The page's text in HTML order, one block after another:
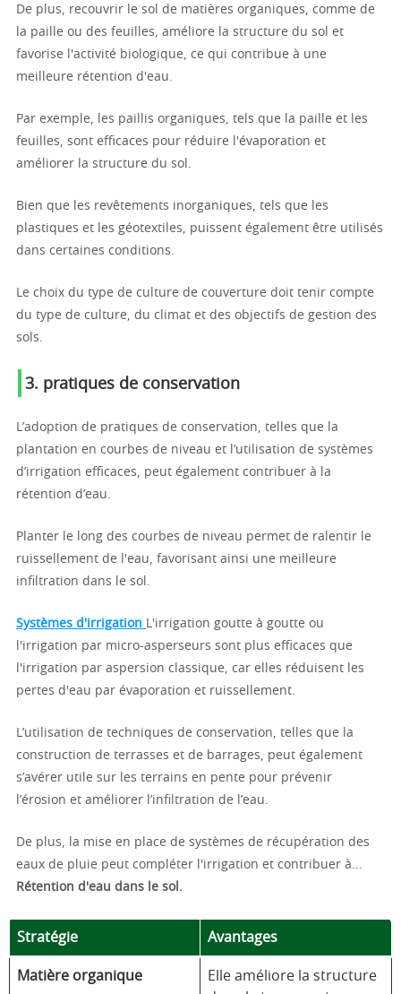
De plus, recouvrir le sol de matières organiques, comme de
la paille ou des feuilles, améliore la structure du sol et
favorise l'activité biologique, ce qui contribue à une
meilleure rétention d'eau.
Par exemple, les paillis organiques, tels que la paille et les
feuilles, sont efficaces pour réduire l'évaporation et
améliorer la structure du sol.
Bien que les revêtements inorganiques, tels que les
plastiques et les géotextiles, puissent également être utilisés
dans certaines conditions.
Le choix du type de culture de couverture doit tenir compte
du type de culture, du climat et des objectifs de gestion des
sols.
3. pratiques de conservation
L’adoption de pratiques de conservation, telles que la
plantation en courbes de niveau et l’utilisation de systèmes
d’irrigation efficaces, peut également contribuer à la
rétention d’eau.
Planter le long des courbes de niveau permet de ralentir le
ruissellement de l'eau, favorisant ainsi une meilleure
infiltration dans le sol.
Systèmes d'irrigation
L'irrigation goutte à goutte ou
l'irrigation par micro-asperseurs sont plus efficaces que
l'irrigation par aspersion classique, car elles réduisent les
pertes d'eau par évaporation et ruissellement.
L’utilisation de techniques de conservation, telles que la
construction de terrasses et de barrages, peut également
s’avérer utile sur les terrains en pente pour prévenir
l’érosion et améliorer l’infiltration de l’eau.
De plus, la mise en place de systèmes de récupération des
eaux de pluie peut compléter l'irrigation et contribuer à...
Rétention d'eau dans le sol.
Stratégie Avantages
Matière organique
Elle améliore la structure